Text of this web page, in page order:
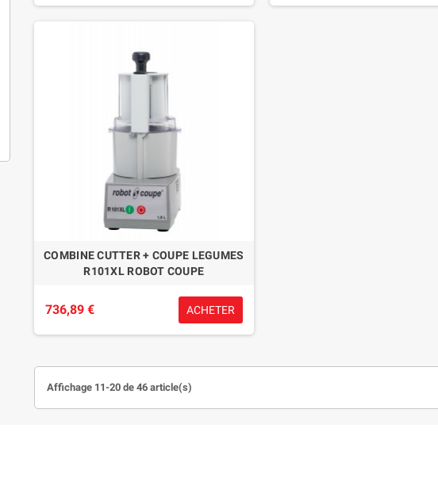
CHAUFFAGE DE PATIO
402,33 €
COMBINE CUTTER + COUPE LEGUMES
R101XL ROBOT COUPE
736,89 € ACHETER
Affichage 11-20 de 46 article(s)